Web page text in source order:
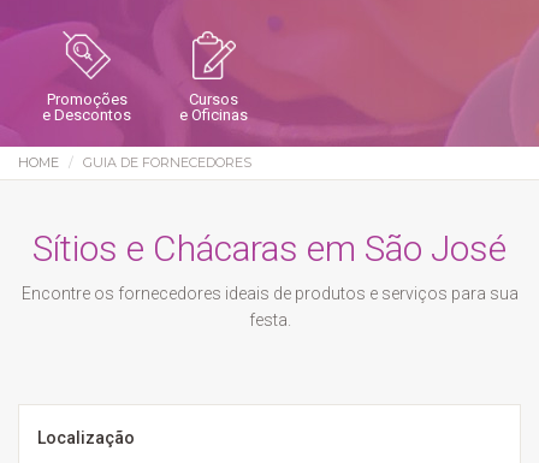
Promoções
e Descontos
Cursos
e Oficinas
HOME GUIA DE FORNECEDORES
Sítios e Chácaras em São José
Encontre os fornecedores ideais de produtos e serviços para sua
festa.
Localização